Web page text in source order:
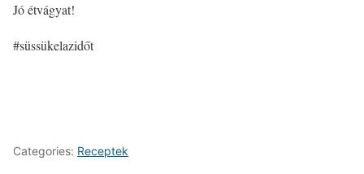
Jó étvágyat!
#süssükelazidőt
Categories: Receptek